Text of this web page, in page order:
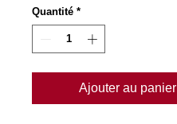
Quantité *
Ajouter au panier